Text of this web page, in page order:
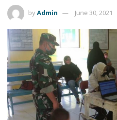
byAdmin June 30, 2021